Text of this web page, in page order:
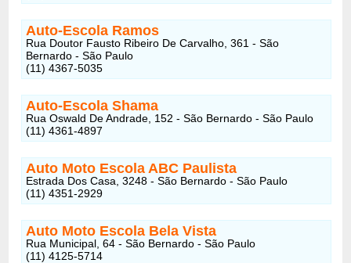
Auto-Escola Ramos
Rua Doutor Fausto Ribeiro De Carvalho, 361 - São
Bernardo - São Paulo
(11) 4367-5035
Auto-Escola Shama
Rua Oswald De Andrade, 152 - São Bernardo - São Paulo
(11) 4361-4897
Auto Moto Escola ABC Paulista
Estrada Dos Casa, 3248 - São Bernardo - São Paulo
(11) 4351-2929
Auto Moto Escola Bela Vista
Rua Municipal, 64 - São Bernardo - São Paulo
(11) 4125-5714